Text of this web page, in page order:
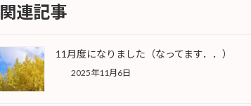
関連記事
11月度になりました（なってます．．）
2025年11月6日